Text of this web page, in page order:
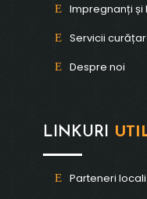
Impregnanți și
Servicii
Despre noi
LINKURI
Parteneri locali